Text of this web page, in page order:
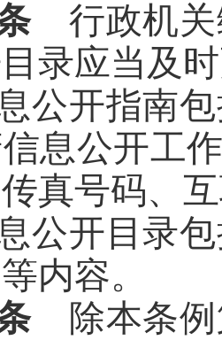
行政机关
录应当及
公开指南
息公开工
真号码、
公开目录
内容。
除本条例